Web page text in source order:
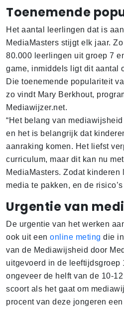
Toenemende
Het aantal leerlingen dat is
MediaMasters stijgt elk jaar.
80.000 leerlingen uit groep 7
game, inmiddels ligt dit aantal
Die toenemende populariteit
zo vindt Mary Berkhout,
Mediawijzer.net.
“Het belang van
en het is belangrijk dat
aanraking komen. Het liefst
curriculum, maar dit kan nu
MediaMasters. Zodat kinderen
media te pakken, en de
Urgentie van
De urgentie van het werken
ook uit een online meting die
van de Mediawijsheid door
uitgevoerd in de leeftijdsgroep
ongeveer de helft van de 10-
scoort als het gaat om
procent van deze jongeren